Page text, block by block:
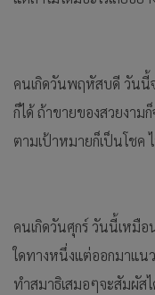
คนเกิดวันพฤหัสบดี วันนี้
ก็ได้ ถ้าขายของสวยงาม
ตามเป้าหมายก็เป็นโช
คนเกิดวันศุกร์ วันนี้เหมื
ใดทางหนึ่งแต่ออกมาแน
ทำสมาธิเสมอๆจะสัมผัส